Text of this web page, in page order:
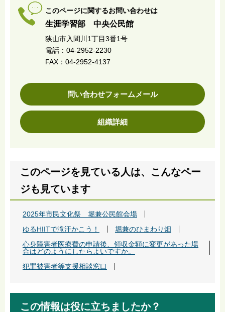
このページに関するお問い合わせは
生涯学習部 中央公民館
狭山市入間川1丁目3番1号
電話：04-2952-2230
FAX：04-2952-4137
問い合わせフォームメール
組織詳細
このページを見ている人は、こんなペー
ジも見ています
2025年市民文化祭 堀兼公民館会場
ゆるHIITで滝汗かこう！
堀兼のひまわり畑
心身障害者医療費の申請後、領収金額に変更があった場
合はどのようにしたらよいですか。
犯罪被害者等支援相談窓口
この情報は役に立ちましたか？